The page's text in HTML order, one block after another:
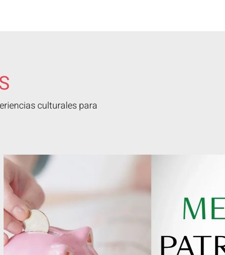
culturales para